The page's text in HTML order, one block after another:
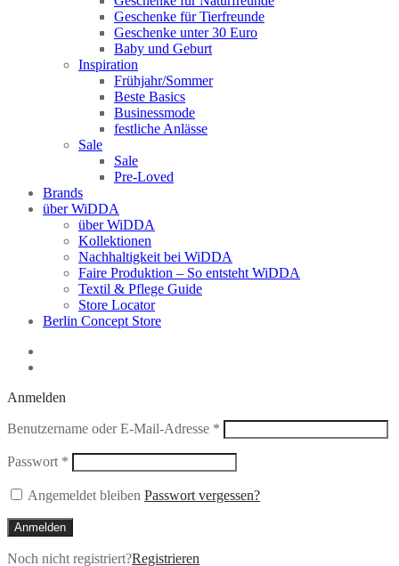
Geschenke für Tierfreunde
Geschenke unter 30 Euro
Baby und Geburt
Inspiration
Frühjahr/Sommer
Beste Basics
Businessmode
festliche Anlässe
Sale
Sale
Pre-Loved
Brands
über WiDDA
über WiDDA
Kollektionen
Nachhaltigkeit bei WiDDA
Faire Produktion – So entsteht WiDDA
Textil & Pflege Guide
Store Locator
Berlin Concept Store
Anmelden
Benutzername oder E-Mail-Adresse * Erforderlich
Passwort * Erforderlich
Angemeldet bleiben Passwort vergessen?
Anmelden
Noch nicht registriert?Registrieren